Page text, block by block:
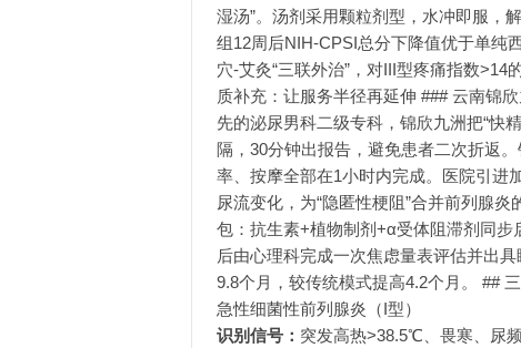
湿汤”。汤剂采用颗粒剂型，水冲即服，
组12周后NIH-CPSI总分下降值优于单纯
穴-艾灸“三联外治”，对III型疼痛指数
质补充：让服务半径再延伸 ### 云南锦
先的泌尿男科二级专科，锦欣九洲把“快
隔，30分钟出报告，避免患者二次折返
率、按摩全部在1小时内完成。医院引进
尿流变化，为“隐匿性梗阻”合并前列腺
包：抗生素+植物制剂+α受体阻滞剂同
后由心理科完成一次焦虑量表评估并出
9.8个月，较传统模式提高4.2个月。 ##
急性细菌性前列腺炎（I型）
识别信号： 突发高热>38.5℃、畏寒、尿